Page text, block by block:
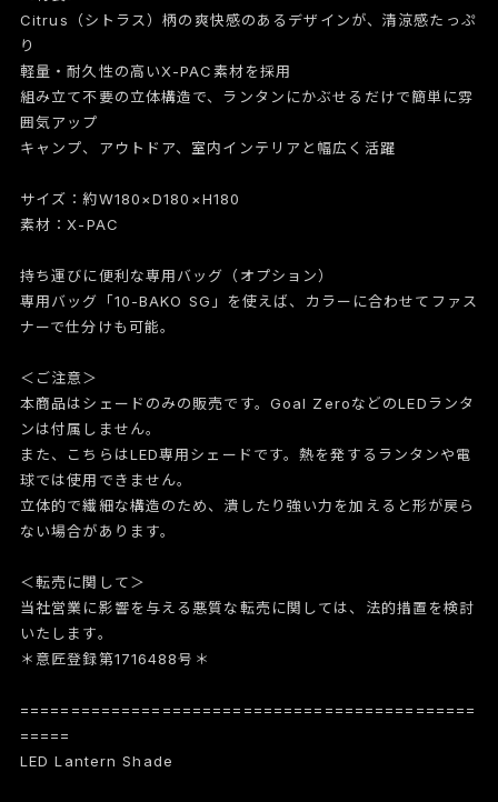
Citrus（シトラス）柄の爽快感のあるデザインが、清涼感たっぷ
り
軽量・耐久性の高いX-PAC素材を採用
組み立て不要の立体構造で、ランタンにかぶせるだけで簡単に雰
囲気アップ
キャンプ、アウトドア、室内インテリアと幅広く活躍
サイズ：約W180×D180×H180
素材：X-PAC
持ち運びに便利な専用バッグ（オプション）
専用バッグ「10-BAKO SG」を使えば、カラーに合わせてファス
ナーで仕分けも可能。
＜ご注意＞
本商品はシェードのみの販売です。Goal ZeroなどのLEDランタ
ンは付属しません。
また、こちらはLED専用シェードです。熱を発するランタンや電
球では使用できません。
立体的で繊細な構造のため、潰したり強い力を加えると形が戻ら
ない場合があります。
＜転売に関して＞
当社営業に影響を与える悪質な転売に関しては、法的措置を検討
いたします。
＊意匠登録第1716488号＊
=============================================
=====
LED Lantern Shade